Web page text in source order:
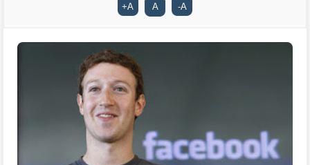
A
-
A
A
+